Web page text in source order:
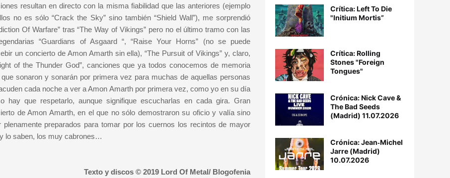
resultan en directo con la misma fiabilidad que las anteriores (ejemplo
no es sólo “Crack the Sky” sino también “Shield Wall”), me sorprendió
Of Warfare” tras “The Way of Vikings” pero no el último tramo con las
“Guardians of Asgaard “, “Raise Your Horns” (no se puede
un concierto de Amon Amarth sin ella), “The Pursuit of Vikings” y, claro,
of the Thunder God”, canciones que ya todos conocemos de memoria
que sonaron y sonarán por primera vez para muchas de aquellas personas
cada noche a ver a Amon Amarth por primera vez, como yo en su día
hay que respetarlo, aunque signifique escucharlas en cada gira. Gran
de Amon Amarth, en el que no sólo demostraron su oficio y valía sino
plenamente preparados para tomar por los cuernos los recintos de mayor
lo saben, los muy cabrones…
Texto y discos © 2019 Lord Of Metal/ Blogofenia
Crítica: Left To Die
"Initium Mortis”
Crítica: Rolling
Stones "Foreign
Tongues"
Crónica: Nick Cave &
The Bad Seeds
(Madrid) 11.07.2026
Crónica: Jean‐Michel
Jarre (Madrid)
10.07.2026